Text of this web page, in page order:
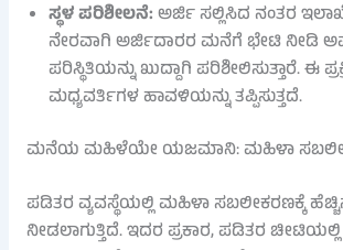
ಸ್ಥಳ ಪರಿಶೀಲನೆ:ಅರ್ಜಿ ಸಲ್ಲಿಸಿದ ನಂತರ
ನೇರವಾಗಿ ಅರ್ಜಿದಾರರ ಮನೆಗೆ ಭೇಟಿ ನೀಡಿ
ಪರಿಸ್ಥಿತಿಯನ್ನು ಖುದ್ದಾಗಿ ಪರಿಶೀಲಿಸುತ್ತಾರೆ. ಈ
ಮಧ್ಯವರ್ತಿಗಳ ಹಾವಳಿಯನ್ನು ತಪ್ಪಿಸುತ್ತದೆ.
ಮನೆಯ ಮಹಿಳೆಯೇ ಯಜಮಾನಿ: ಮಹಿಳಾ
ಪಡಿತರ ವ್ಯವಸ್ಥೆಯಲ್ಲಿ ಮಹಿಳಾ ಸಬಲೀಕರಣಕ್ಕೆ
ನೀಡಲಾಗುತ್ತಿದೆ. ಇದರ ಪ್ರಕಾರ, ಪಡಿತರ ಚೀಟಿಯಲ್ಲಿ